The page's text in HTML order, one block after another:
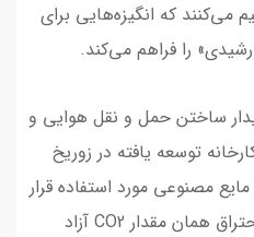
می‌کنند که انگیزه‌هایی برای
را فراهم می‌کند.
ساختن حمل و نقل هوایی و
توسعه یافته در زوریخ
مصنوعی مورد استفاده قرار
گیرد که در این حالت، در طول احتراق همان مقدار CO2 آزاد